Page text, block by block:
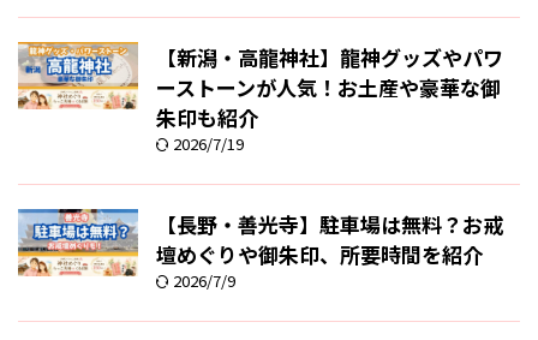
【新潟・高龍神社】龍神グッズやパワ
ーストーンが人気！お土産や豪華な御
朱印も紹介
2026/7/19
【長野・善光寺】駐車場は無料？お戒
壇めぐりや御朱印、所要時間を紹介
2026/7/9